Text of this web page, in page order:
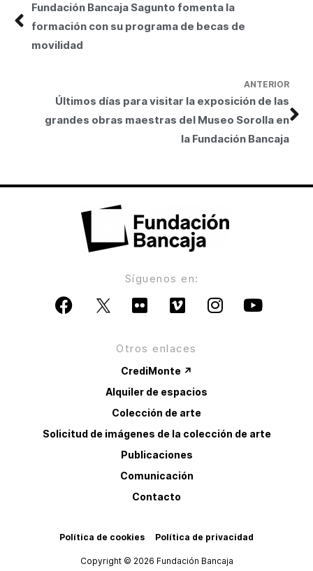
ANTERIOR
Últimos días para visitar la exposición de las
grandes obras maestras del Museo Sorolla en
la Fundación Bancaja
Fundación Bancaja Sagunto fomenta la
formación con su programa de becas de
movilidad
Síguenos en:
Otros enlaces
CrediMonte ↗
Alquiler de espacios
Colección de arte
Solicitud de imágenes de la colección de arte
Publicaciones
Comunicación
Contacto
Política de cookies Política de privacidad
Copyright © 2026 Fundación Bancaja